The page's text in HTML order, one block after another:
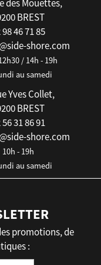
des Mouettes,
BREST
98 46 71 85
shore.com
/ 14h - 19h
au samedi
Yves Collet,
BREST
56 31 86 91
shore.com
10h - 19h
au samedi
promotions, de
: